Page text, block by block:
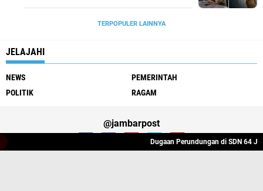
TERPOPULER LAINNYA
JELAJAHI
NEWS
PEMERINTAH
POLITIK
RAGAM
@jambarpost
Dugaan Perundungan di SDN 64 Jambi: